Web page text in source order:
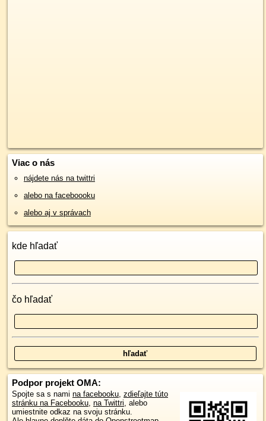
Viac o nás
nájdete nás na twittri
alebo na faceboooku
alebo aj v správach
kde hľadať
čo hľadať
Podpor projekt OMA:
Spojte sa s nami na facebooku, zdieľajte túto
stránku na Facebooku, na Twittri, alebo
umiestnite odkaz na svoju stránku.